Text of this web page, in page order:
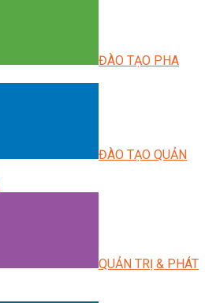
ĐÀO TẠO PHA
ĐÀO TẠO QUẢN
QUẢN TRỊ & PHÁT